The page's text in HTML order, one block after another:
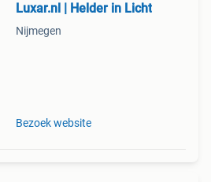
Luxar.nl | Helder in Licht
Nijmegen
Bezoek website